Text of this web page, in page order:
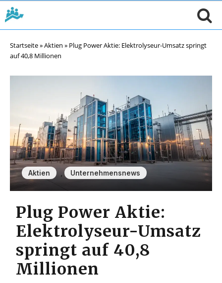
Startseite»Aktien » Plug Power Aktie: Elektrolyseur-Umsatz springt
auf 40,8 Millionen
Aktien , Unternehmensnews
Plug Power Aktie:
Elektrolyseur-Umsatz
springt auf 40,8
Millionen